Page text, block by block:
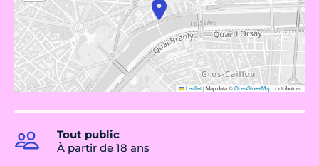
Leaflet|Map data ©OpenStreetMapcontributors
Tout public
À partir de 18 ans